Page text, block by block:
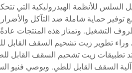
السلس للأنظمة الهيدروليكية التي
توفير حماية شاملة ضد التآكل
التشغيل. وتمتاز هذه المنتجات
تطبيقات زيت تشحيم السقف القابل
آلية السقف القابل للطي. ويوصي